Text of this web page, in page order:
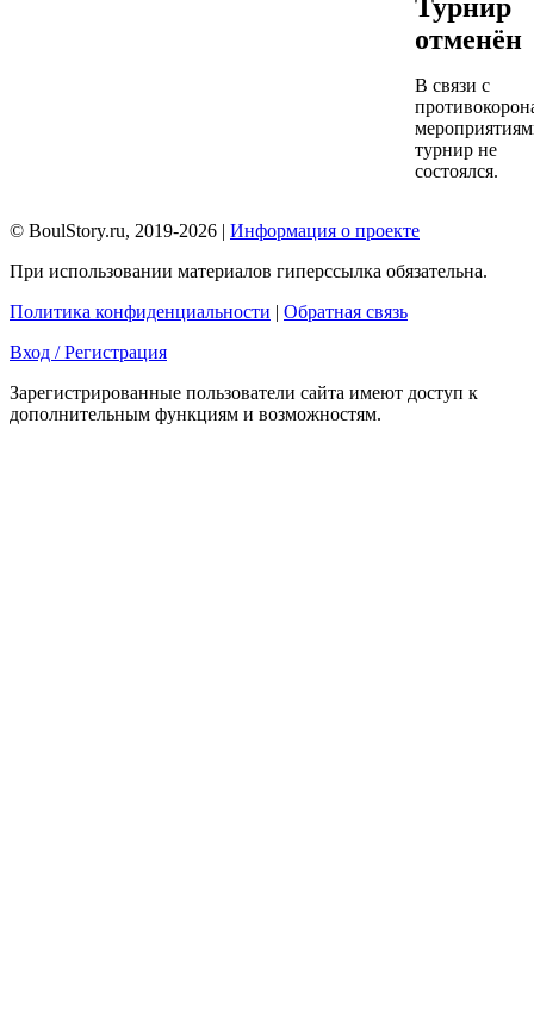
Турнир
отменён
В связи с
турнир не
состоялся.
© BoulStory.ru, 2019-2026 | Информация о проекте
При использовании материалов гиперссылка обязательна.
Политика конфиденциальности | Обратная связь
Вход / Регистрация
Зарегистрированные пользователи сайта имеют доступ к
дополнительным функциям и возможностям.